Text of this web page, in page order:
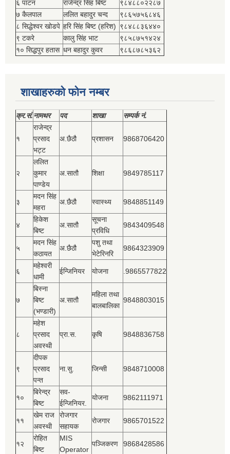
६ पाटन राजेन्द्र सिंह बिष्‍ट
९८४८८०२२८७
७ कैलपाल
ललित बहादुर चन्द
९८६५७५६८४६
८ सिद्धेश्‍वर खोडपे हरि सिंह बिष्‍ट (हरिश) ९८४८८३६४४०
९ टकरे
कालु सिंह भाट
९८५८७५१४२४
१० सिद्धपुर हतास धन बहादुर कुवर ९८६८७८५३६२
शाखाहरुको फोन नम्बर
क्र.सं.नामथर पद शाखा सम्‍पर्क नं.
१
राजेन्द्र
प्रसाद
भट्ट
अ.छैठौ प्रशासन 9868706420
२
ललित
कुमार
पाण्डेय
अ.सातौ शिक्षा 9849785117
३
मदन सिंह
महरा
अ.छैठौ स्वास्थ्य 9848851149
४
हिकेश
बिष्‍ट
अ.सातौ
सूचना
प्रविधि
9843409548
५
मदन सिंह
कठायत
अ.छैठौ
पशु तथा
भेटेरिनरि
9864323909
६
महेश्‍वरी
धामी
ईन्जिनियर योजना .9865577822
७
बिस्‍ना
बिष्‍ट
(भण्डारी)
अ.सातौ
महिला तथा
बालबालिका
9848803015
८
महेश
प्रसाद
अवस्थी
प्रा.स. कृषि 9848836758
९
दीपक
प्रसाद
पन्त
ना.सु. जिन्सी 9848710008
१०
बिरेन्द्र
बिष्‍ट
सव-
ईन्जिनियर.
योजना 9862111971
११
खेम राज
अवस्थी
रोजगार
सहायक
रोजगार 9865701522
१२
रोहित
बिष्‍ट
MIS
Operator
पञ्‍जिकरण 9868428586